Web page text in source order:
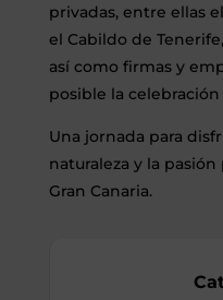
privadas, entre ellas
el Cabildo de
así como firmas y
posible la
Una jornada para
naturaleza y la
Gran Canaria.